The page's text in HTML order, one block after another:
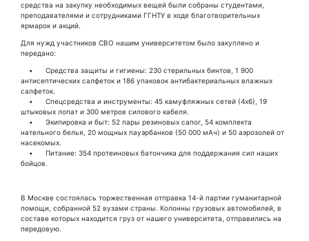
средства на закупку необходимых вещей были собраны студентами,
преподавателями и сотрудниками ГГНТУ в ходе благотворительных
ярмарок и акций.
Для нужд участников СВО нашим университетом было закуплено и
передано:
• Средства защиты и гигиены: 230 стерильных бинтов, 1 900
антисептических салфеток и 186 упаковок антибактериальных влажных
салфеток.
• Спецсредства и инструменты: 45 камуфляжных сетей (4х6), 19
штыковых лопат и 300 метров силового кабеля.
• Экипировка и быт: 52 пары резиновых сапог, 54 комплекта
нательного белья, 20 мощных пауэрбанков (50 000 мАч) и 50 аэрозолей от
насекомых.
• Питание: 354 протеиновых батончика для поддержания сил наших
бойцов.
В Москве состоялась торжественная отправка 14-й партии гуманитарной
помощи, собранной 52 вузами страны. Колонны грузовых автомобилей, в
составе которых находится груз от нашего университета, отправились на
передовую.